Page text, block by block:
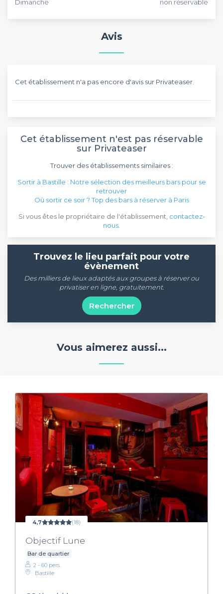
Dimanche non réservable
Avis
Cet établissement n'a pas encore d'avis sur Privateaser.
Cet établissement n'est pas réservable
sur Privateaser
Trouver des établissements similaires :
Sortir à Bastille : Notre sélection des meilleurs bars pour se
retrouver
Où sortir ce soir ? Top des bars à réserver à Paris
Si vous êtes le propriétaire de l'établissement, contactez-
nous
Trouvez le lieu parfait pour votre
évènement
Des milliers de lieux adaptés aux groupes à réserver ou
privatiser en ligne, gratuitement.
Rechercher
Vous aimerez aussi...
4,7 (18)
Objectif Lune
Bar de quartier
2 - 60 pers.
Bastille